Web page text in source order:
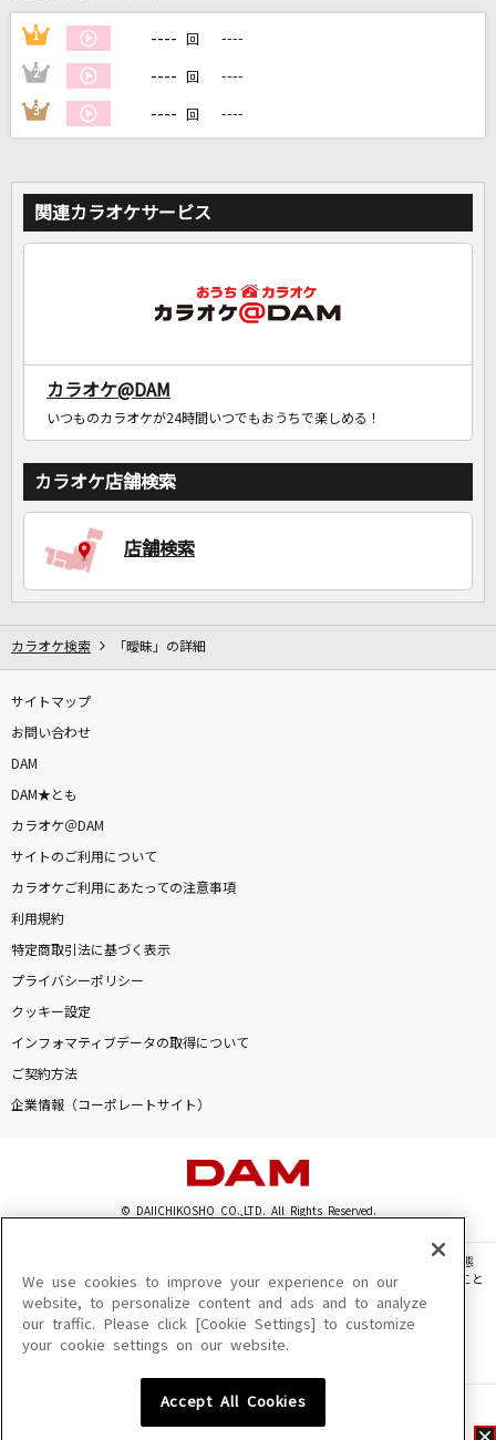
DAMに会員登録・ログインして
カラオケをもっと楽しもう！
1 ---- 回 ----
2 ---- 回 ----
3 ---- 回 ----
関連カラオケサービス
カラオケ@DAM
いつものカラオケが24時間いつでもおうちで楽しめる！
カラオケ店舗検索
店舗検索
カラオケ検索 「曖昧」の詳細
サイトマップ
お問い合わせ
DAM
DAM★とも
カラオケ＠DAM
サイトのご利用について
カラオケご利用にあたっての注意事項
利用規約
特定商取引法に基づく表示
プライバシーポリシー
クッキー設定
インフォマティブデータの取得について
ご契約方法
企業情報（コーポレートサイト）
© DAIICHIKOSHO CO.,LTD. All Rights Reserved.
このサイトに掲載されている一切の文章・画像・写真・動画・音声等を、手段や形態
を問わず、著作権法の定める範囲を超えて無断で複製、転載、ファイル化などすること
を禁じます。
楽曲及びコンテンツは、機種によりご利用いただけない場合があります。
楽曲及びコンテンツの配信日、配信内容が変更になる場合があります。
We use cookies to improve your experience on our
website, to personalize content and ads and to analyze
our traffic. Please click [Cookie Settings] to customize
your cookie settings on our website.
Accept All Cookies